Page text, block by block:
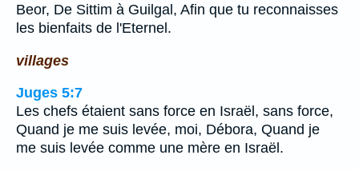
Beor, De Sittim à Guilgal, Afin que tu reconnaisses
les bienfaits de l'Eternel.
villages
Juges 5:7
Les chefs étaient sans force en Israël, sans force,
Quand je me suis levée, moi, Débora, Quand je
me suis levée comme une mère en Israël.